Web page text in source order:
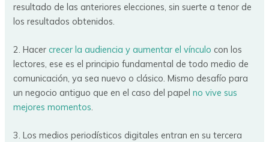
resultado de las anteriores elecciones, sin suerte a tenor de
los resultados obtenidos.
2. Hacercrecer la audiencia y aumentar el vínculo con los
lectores, ese es el principio fundamental de todo medio de
comunicación, ya sea nuevo o clásico. Mismo desafío para
un negocio antiguo que en el caso del papelno vive sus
mejores momentos.
3. Los medios periodísticos digitales entran en su tercera